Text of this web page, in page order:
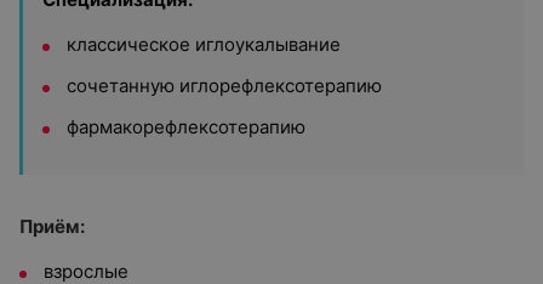
классическое иглоукалывание
сочетанную иглорефлексотерапию
фармакорефлексотерапию
Приём:
взрослые